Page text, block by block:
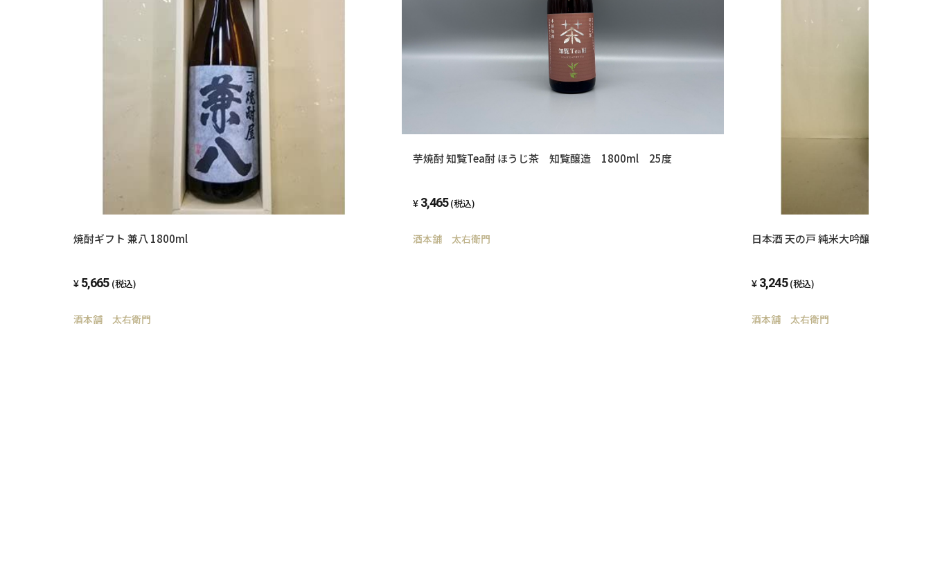
焼酎ギフト 兼八 1800ml
5,665 (税込)
酒本舗 太右衛門
芋焼酎 知覧Tea酎 ほうじ茶 知覧醸造 1800ml 25度
3,465 (税込)
酒本舗 太右衛門 日本酒 天の戸 純米大吟醸45 1800ml
3,245 (税込)
酒本舗 太右衛門